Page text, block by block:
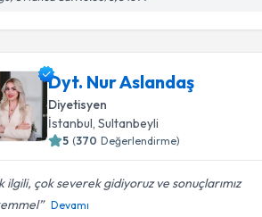
Dyt. Nur Aslandaş
Diyetisyen
İstanbul , Sultanbeyli
5 (370 Değerlendirme)
ilgili, çok severek gidiyoruz ve sonuçlarımız
Devamı